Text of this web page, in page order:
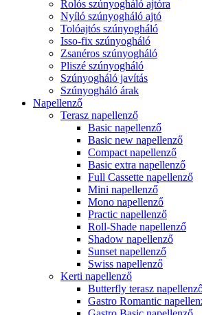
Rolós szúnyogháló ajtóra
Nyíló szúnyogháló ajtó
Tolóajtós szúnyogháló
Isso-fix szúnyogháló
Zsanéros szúnyogháló
Pliszé szúnyogháló
Szúnyogháló javítás
Szúnyogháló árak
Napellenző
Terasz napellenző
Basic napellenző
Basic new napellenző
Compact napellenző
Basic extra napellenző
Full Cassette napellenző
Mini napellenző
Mono napellenző
Practic napellenző
Roll-Shade napellenző
Shadow napellenző
Sunset napellenző
Swiss napellenző
Kerti napellenző
Butterfly terasz
Gastro Romantic